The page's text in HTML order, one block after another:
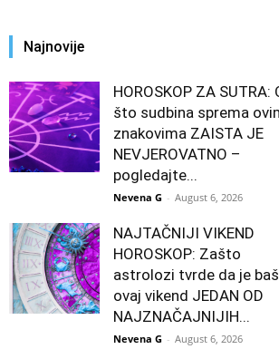
Najnovije
HOROSKOP ZA SUTRA:
što sudbina sprema
znakovima ZAISTA JE
NEVJEROVATNO –
pogledajte...
Nevena G - August 6, 2026
NAJTAČNIJI VIKEND
HOROSKOP: Zašto
astrolozi tvrde da je baš
ovaj vikend JEDAN OD
NAJZNAČAJNIJIH...
Nevena G - August 6, 2026